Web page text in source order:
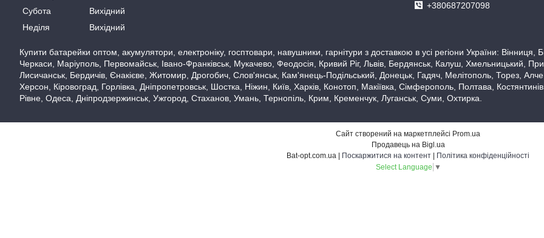
Субота
Вихідний
Неділя
Вихідний
+380687207098
Купити батарейки оптом, акумулятори, електроніку, госптовари, навушники, гарнітури з доставкою в усі регіони України:
Черкаси, Маріуполь, Первомайськ, Івано-Франківськ, Мукачево, Феодосія, Кривий Ріг, Львів, Бердянськ, Калуш, Хмельницький,
Лисичанськ, Бердичів, Єнакієве, Житомир, Дрогобич, Слов'янськ, Кам'янець-Подільський, Донецьк, Гадяч, Мелітополь, Торез,
Херсон, Кіровоград, Горлівка, Дніпропетровськ, Шостка, Ніжин, Київ, Харків, Конотоп, Макіївка, Сімферополь, Полтава,
Рівне, Одеса, Дніпродзержинськ, Ужгород, Стаханов, Умань, Тернопіль, Крим, Кременчук, Луганськ, Суми, Охтирка.
Сайт створений на маркетплейсі Prom.ua
Продавець на Bigl.ua
Поскаржитися на контент
Політика конфіденційності
Select Language ▼